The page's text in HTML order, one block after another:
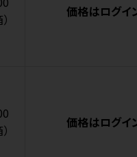
価格はログイ
価格はログイ